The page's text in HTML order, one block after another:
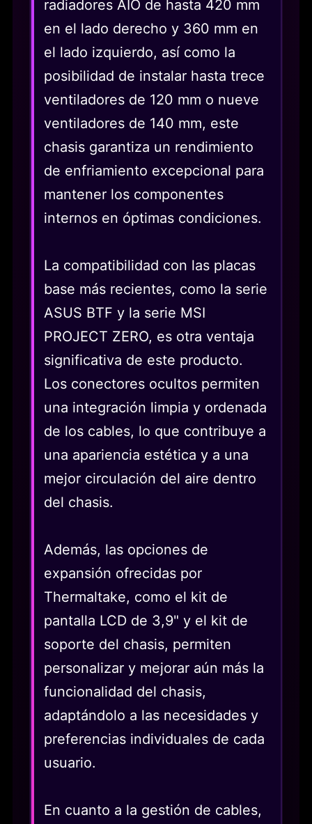
radiadores AIO de hasta 420 mm
en el lado derecho y 360 mm en
el lado izquierdo, así como la
posibilidad de instalar hasta trece
ventiladores de 120 mm o nueve
ventiladores de 140 mm, este
chasis garantiza un rendimiento
de enfriamiento excepcional para
mantener los componentes
internos en óptimas condiciones.
La compatibilidad con las placas
base más recientes, como la serie
ASUS BTF y la serie MSI
PROJECT ZERO, es otra ventaja
significativa de este producto.
Los conectores ocultos permiten
una integración limpia y ordenada
de los cables, lo que contribuye a
una apariencia estética y a una
mejor circulación del aire dentro
del chasis.
Además, las opciones de
expansión ofrecidas por
Thermaltake, como el kit de
pantalla LCD de 3,9" y el kit de
soporte del chasis, permiten
personalizar y mejorar aún más la
funcionalidad del chasis,
adaptándolo a las necesidades y
preferencias individuales de cada
usuario.
En cuanto a la gestión de cables,